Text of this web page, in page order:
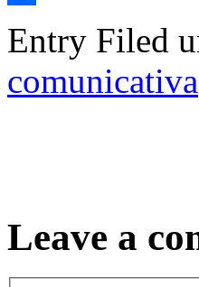
Entry Filed
comunicativa
Leave a